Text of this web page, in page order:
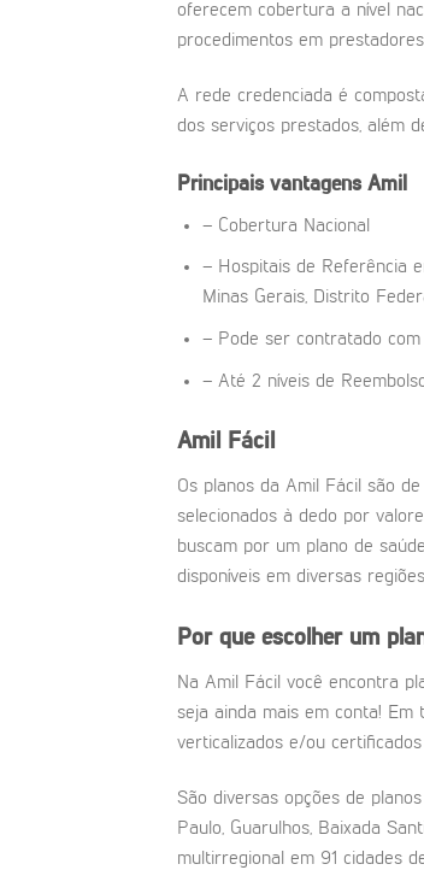
oferecem cobertura a nível
procedimentos em
A rede credenciada é
dos serviços prestados, além
Principais vantagens Amil
– Cobertura Nacional
– Hospitais de Referência
Minas Gerais, Distrito
– Pode ser contratado
– Até 2 níveis de
Amil Fácil
Os planos da Amil Fácil são
selecionados à dedo por
buscam por um plano de
disponíveis em diversas
Por que escolher um
Na Amil Fácil você encontra
seja ainda mais em conta!
verticalizados e/ou
São diversas opções de
Paulo, Guarulhos, Baixada
multirregional em 91 cidades